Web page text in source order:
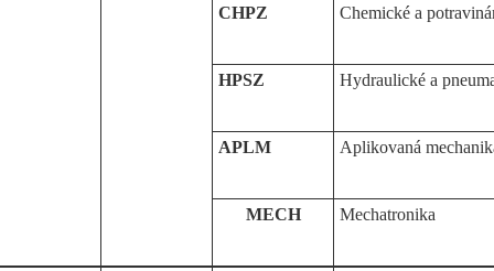
CHPZ Chemické a
HPSZ Hydraulické a
APLM Aplikovaná
MECH Mechatronika